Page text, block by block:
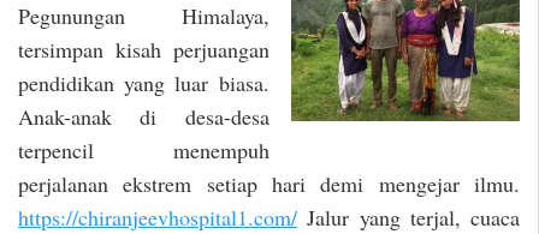
Pegunungan Himalaya,
tersimpan kisah perjuangan
pendidikan yang luar biasa.
Anak-anak di desa-desa
terpencil menempuh
perjalanan ekstrem setiap hari demi mengejar ilmu.
https://chiranjeevhospital1.com/ Jalur yang terjal, cuaca